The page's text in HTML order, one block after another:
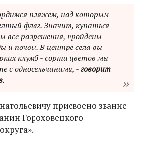
пляжем, над которым
флаг. Значит, купаться
все разрешения, пройдены
и почвы. В центре села вы
клумб - сорта цветов мы
с односельчанами, -говорит
.
присвоено звание
Гороховецкого